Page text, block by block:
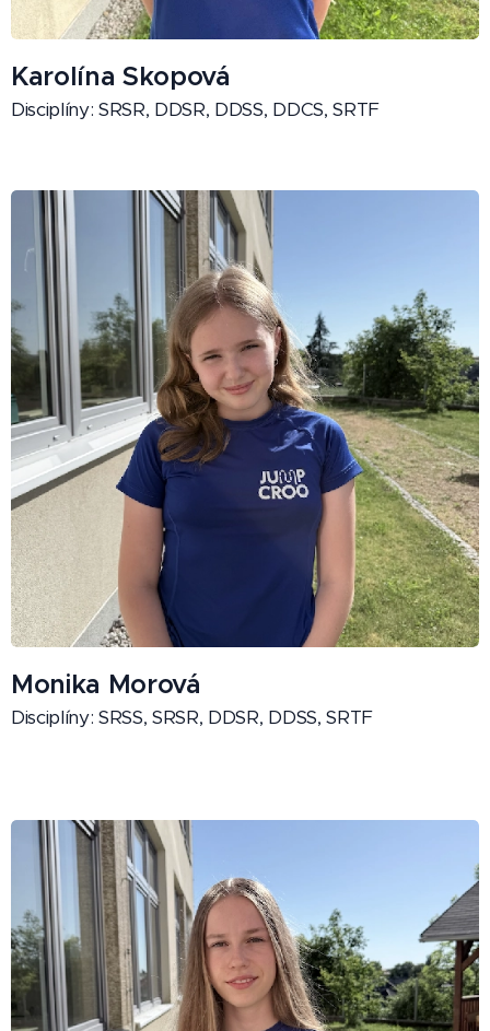
KarolínaSkopová
Disciplíny: SRSR, DDSR, DDSS, DDCS, SRTF
Monika Morová
Disciplíny: SRSS, SRSR, DDSR, DDSS, SRTF